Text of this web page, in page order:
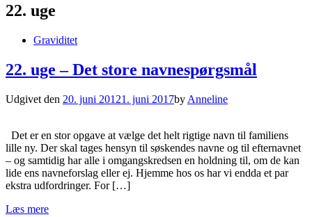
22. uge
Graviditet
22. uge – Det store navnespørgsmål
Udgivet den 20. juni 20121. juni 2017by Anneline
Det er en stor opgave at vælge det helt rigtige navn til familiens
lille ny. Der skal tages hensyn til søskendes navne og til efternavnet
– og samtidig har alle i omgangskredsen en holdning til, om de kan
lide ens navneforslag eller ej. Hjemme hos os har vi endda et par
ekstra udfordringer. For […]
Læs mere